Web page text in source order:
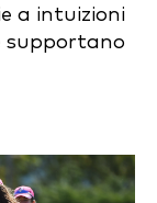
a intuizioni
supportano